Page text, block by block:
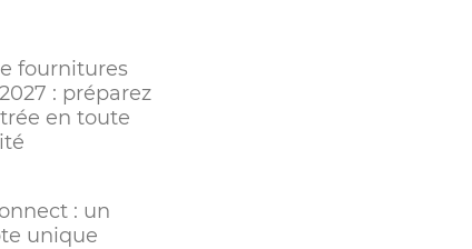
fournitures
: préparez
en toute
: un
unique